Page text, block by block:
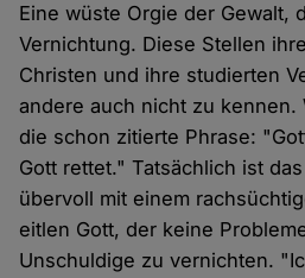
Eine wüste Orgie der Gewalt,
Vernichtung. Diese Stellen
Christen und ihre studierten
andere auch nicht zu kennen.
die schon zitierte Phrase:
Gott rettet." Tatsächlich ist
übervoll mit einem
eitlen Gott, der keine
Unschuldige zu vernichten.